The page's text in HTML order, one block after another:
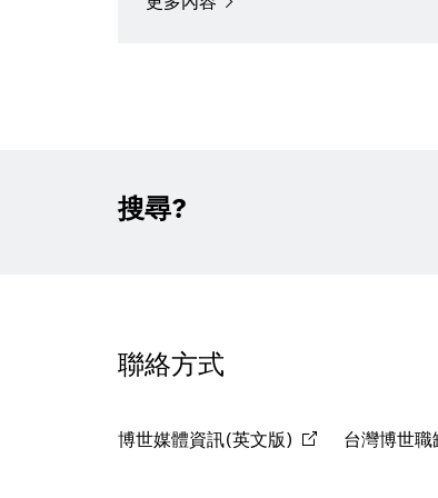
搜尋?
聯絡方式
博世媒體資訊(英文版) 台灣博世職